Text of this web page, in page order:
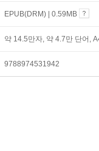
EPUB(DRM) | 0.59MB
약 14.5만자, 약 4.7만 단어,
9788974531942